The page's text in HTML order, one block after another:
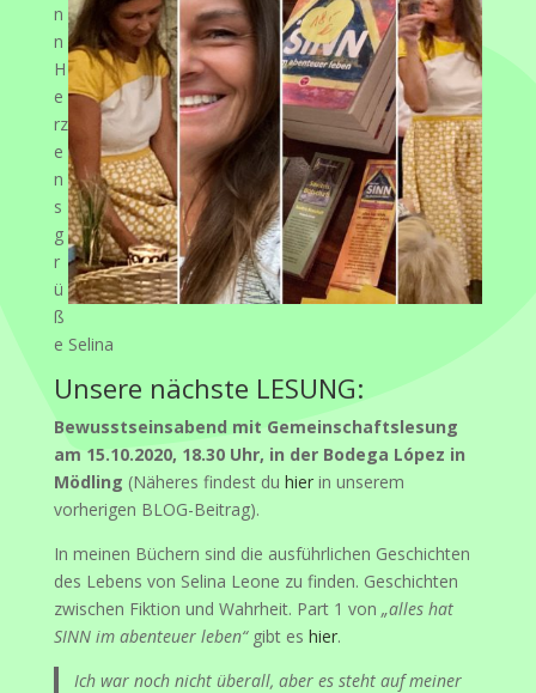
n
n
H
e
rz
e
n
s
g
r
ü
ß
e Selina
Unsere nächste LESUNG:
Bewusstseinsabend mit Gemeinschaftslesung
am 15.10.2020, 18.30 Uhr, in der Bodega López in
Mödling (Näheres findest du hierin unserem
vorherigen BLOG-Beitrag).
In meinen Büchern sind die ausführlichen Geschichten
des Lebens von Selina Leone zu finden. Geschichten
zwischen Fiktion und Wahrheit. Part 1 von „alles hat
SINN im abenteuer leben“gibt es hier.
Ich war noch nicht überall, aber es steht auf meiner